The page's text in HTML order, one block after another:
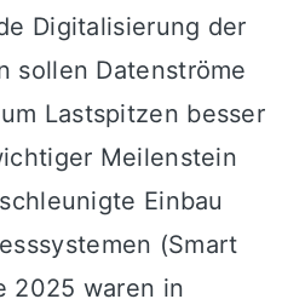
Digitalisierung der
sollen Datenströme
Lastspitzen besser
Meilenstein
Einbau
(Smart
2025 waren in